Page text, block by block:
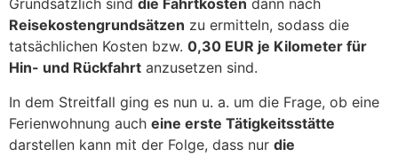
Grundsätzlich sind die Fahrtkosten dann nach
Reisekostengrundsätzen zu ermitteln, sodass die
tatsächlichen Kosten bzw. 0,30 EUR je Kilometer für
Hin- und Rückfahrt anzusetzen sind.
In dem Streitfall ging es nun u. a. um die Frage, ob eine
Ferienwohnung auch eine erste Tätigkeitsstätte
darstellen kann mit der Folge, dass nur die